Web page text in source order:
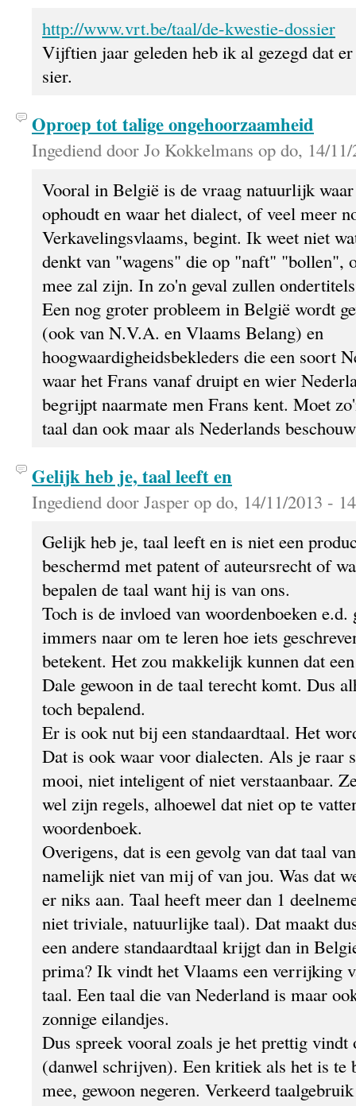
http://www.vrt.be/taal/de-kwestie-dossier
Vijftien jaar geleden heb ik al gezegd dat
sier.
Oproep tot talige ongehoorzaamheid
Ingediend door Jo Kokkelmans op do, 14/
Vooral in België is de vraag natuurlijk waar
ophoudt en waar het dialect, of veel meer
Verkavelingsvlaams, begint. Ik weet niet
denkt van "wagens" die op "naft" "bollen",
mee zal zijn. In zo'n geval zullen
Een nog groter probleem in België wordt
(ook van N.V.A. en Vlaams Belang) en
hoogwaardigheidsbekleders die een soort
waar het Frans vanaf druipt en wier
begrijpt naarmate men Frans kent. Moet
taal dan ook maar als Nederlands
Gelijk heb je, taal leeft en
Ingediend door Jasper op do, 14/11/2013 -
Gelijk heb je, taal leeft en is niet een
beschermd met patent of auteursrecht of
bepalen de taal want hij is van ons.
Toch is de invloed van woordenboeken
immers naar om te leren hoe iets
betekent. Het zou makkelijk kunnen dat
Dale gewoon in de taal terecht komt. Dus
toch bepalend.
Er is ook nut bij een standaardtaal. Het
Dat is ook waar voor dialecten. Als je raar
mooi, niet inteligent of niet verstaanbaar.
wel zijn regels, alhoewel dat niet op te
woordenboek.
Overigens, dat is een gevolg van dat taal
namelijk niet van mij of van jou. Was dat
er niks aan. Taal heeft meer dan 1
niet triviale, natuurlijke taal). Dat maakt
een andere standaardtaal krijgt dan in
prima? Ik vindt het Vlaams een verrijking
taal. Een taal die van Nederland is maar
zonnige eilandjes.
Dus spreek vooral zoals je het prettig vindt
(danwel schrijven). Een kritiek als het is te
mee, gewoon negeren. Verkeerd